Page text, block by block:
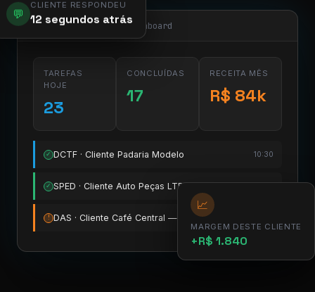
💬
CLIENTE RESPONDEU
12 segundos atrás
app.pier.mobi/dashboard
TAREFAS
HOJE
23
CONCLUÍDAS
17
RECEITA MÊS
R$ 84k
✓ DCTF · Cliente Padaria Modelo 10:30
✓ SPED · Cliente Auto Peças LTDA 11:15
! DAS · Cliente Café Central — vence amanhã
📈
MARGEM DESTE CLIENTE
+R$ 1.840